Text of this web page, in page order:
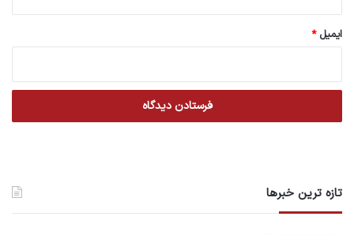
ایمیل*
تازه ترین خبرها